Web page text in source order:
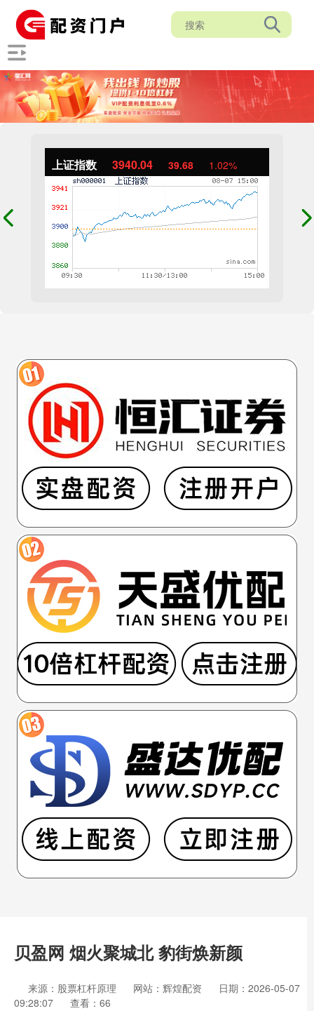
上证指数 3940.04 39.68 1.02%
贝盈网 烟火聚城北 豹街焕新颜
来源：股票杠杆原理 网站：辉煌配资
日期：2026-05-07
09:28:07
查看：66